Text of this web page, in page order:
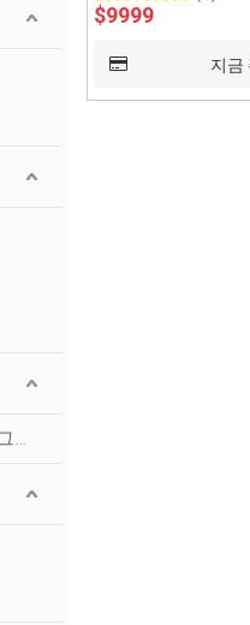
상업용 전기 솜켈리스 바베큐 그릴
$9999
지금